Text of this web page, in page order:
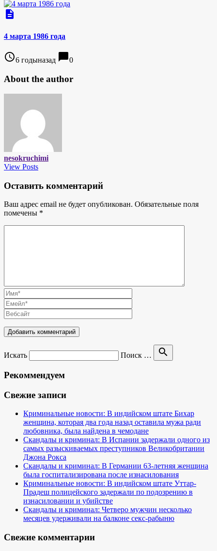
description
4 марта 1986 года
access_time6 годыназад chat_bubble0
About the author
nesokruchimi
View Posts
Оставить комментарий
Ваш адрес email не будет опубликован. Обязательные поля
помечены *
Искать Поиск … search
Рекоммендуем
Свежие записи
Криминальные новости: В индийском штате Бихар
женщина, которая два года назад оставила мужа ради
любовника, была найдена в чемодане
Скандалы и криминал: В Испании задержали одного из
самых разыскиваемых преступников Великобритании
Джона Рокса
Скандалы и криминал: В Германии 63-летняя женщина
была госпитализирована после изнасилования
Криминальные новости: В индийском штате Уттар-
Прадеш полицейского задержали по подозрению в
изнасиловании и убийстве
Скандалы и криминал: Четверо мужчин несколько
месяцев удерживали на балконе секс-рабыню
Свежие комментарии